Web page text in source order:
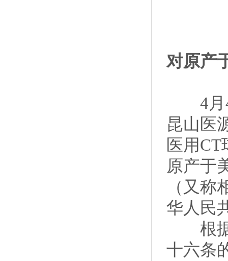
对原产
4月4
昆山医
医用
原产于
（又
华人民
根据
十六条